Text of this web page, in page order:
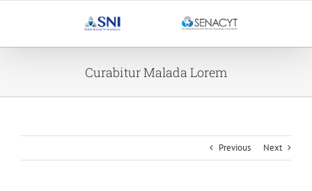
Curabitur Malada Lorem
Previous Next